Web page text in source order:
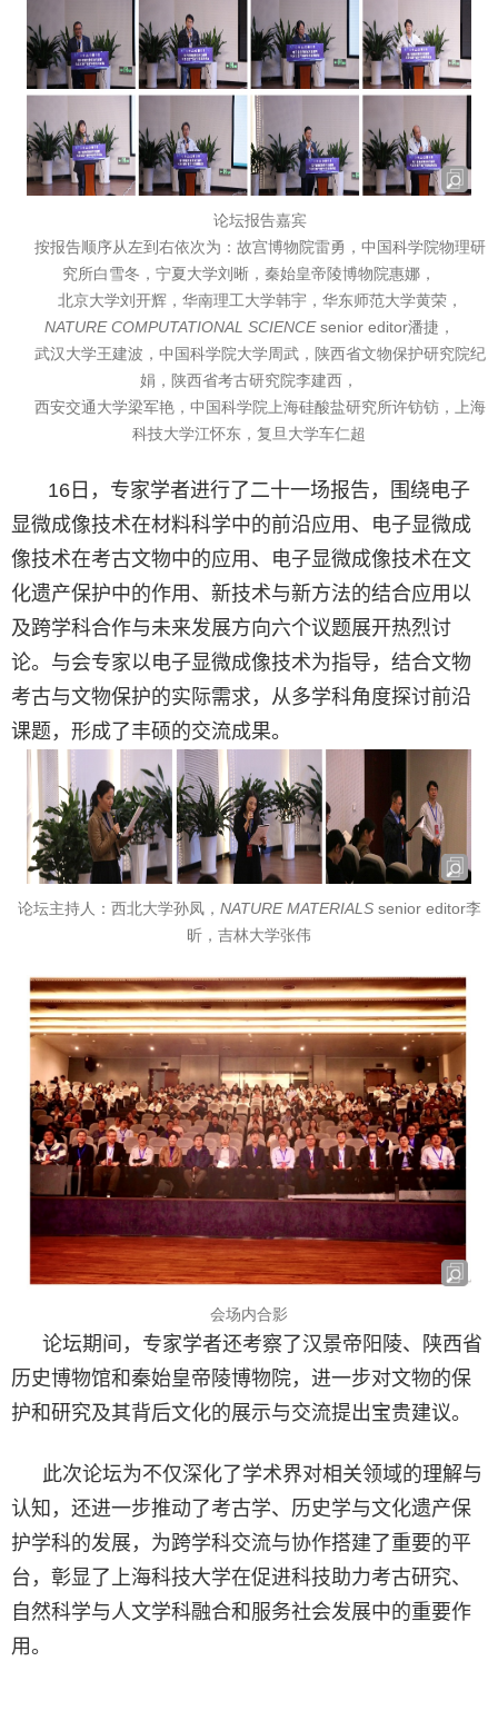
论坛报告嘉宾
按报告顺序从左到右依次为：故宫博物院雷勇，中国科学院物理研
究所白雪冬，宁夏大学刘晰，秦始皇帝陵博物院惠娜，
北京大学刘开辉，华南理工大学韩宇，华东师范大学黄荣，
NATURE COMPUTATIONAL SCIENCEsenior editor潘捷，
武汉大学王建波，中国科学院大学周武，陕西省文物保护研究院纪
娟，陕西省考古研究院李建西，
西安交通大学梁军艳，中国科学院上海硅酸盐研究所许钫钫，上海
科技大学江怀东，复旦大学车仁超
16日，专家学者进行了二十一场报告，围绕电子
显微成像技术在材料科学中的前沿应用、电子显微成
像技术在考古文物中的应用、电子显微成像技术在文
化遗产保护中的作用、新技术与新方法的结合应用以
及跨学科合作与未来发展方向六个议题展开热烈讨
论。与会专家以电子显微成像技术为指导，结合文物
考古与文物保护的实际需求，从多学科角度探讨前沿
课题，形成了丰硕的交流成果。
论坛主持人：西北大学孙凤， NATURE MATERIALSsenior editor李
昕，吉林大学张伟
会场内合影
论坛期间，专家学者还考察了汉景帝阳陵、陕西省
历史博物馆和秦始皇帝陵博物院，进一步对文物的保
护和研究及其背后文化的展示与交流提出宝贵建议。
此次论坛为不仅深化了学术界对相关领域的理解与
认知，还进一步推动了考古学、历史学与文化遗产保
护学科的发展，为跨学科交流与协作搭建了重要的平
台，彰显了上海科技大学在促进科技助力考古研究、
自然科学与人文学科融合和服务社会发展中的重要作
用。